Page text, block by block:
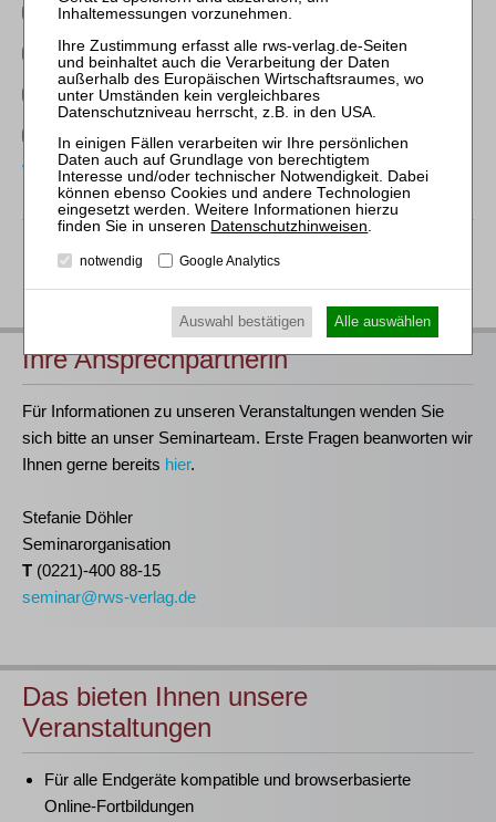
Bankmanager:in
Steuerberater:in
Unternehmensberater:in
Wirtschaftsprüfer:in
Weitere Tätigkeiten
weitere Person anmelden
Ihre Ansprechpartnerin
Für Informationen zu unseren Veranstaltungen wenden Sie
sich bitte an unser Seminarteam. Erste Fragen beanworten wir
Ihnen gerne bereits hier.
Stefanie Döhler
Seminarorganisation
T (0221)-400 88-15
seminar@rws-verlag.de
Das bieten Ihnen unsere
Veranstaltungen
Für alle Endgeräte kompatible und browserbasierte
Online-Fortbildungen
Datenschutzhinweisen.
notwendig Google Analytics
Auswahl bestätigen Alle auswählen